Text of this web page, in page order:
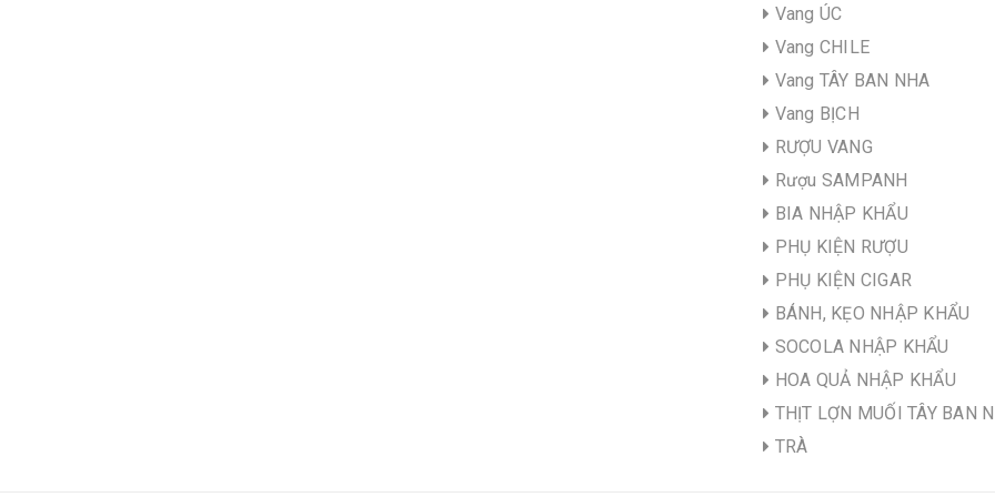
Vang ÚC
Vang CHILE
Vang TÂY BAN NHA
Vang BỊCH
RƯỢU VANG
Rượu SAMPANH
BIA NHẬP KHẨU
PHỤ KIỆN RƯỢU
PHỤ KIỆN CIGAR
BÁNH, KẸO NHẬP KHẨU
SOCOLA NHẬP KHẨU
HOA QUẢ NHẬP KHẨU
THỊT LỢN MUỐI TÂY BAN
TRÀ